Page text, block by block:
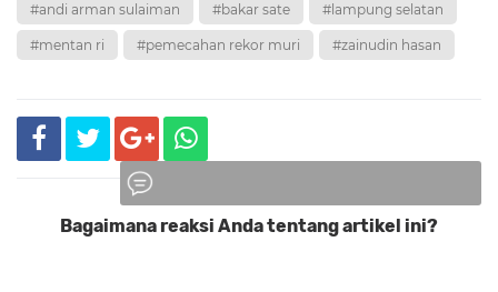
#andi arman sulaiman #bakar sate #lampung selatan
#mentan ri #pemecahan rekor muri #zainudin hasan
Komentar
Bagaimana reaksi Anda tentang artikel ini?